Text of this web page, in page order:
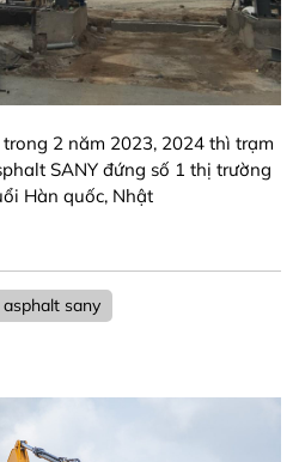
2 năm 2023, 2024 thì trạm
SANY đứng số 1 thị trường
Hàn quốc, Nhật
sany